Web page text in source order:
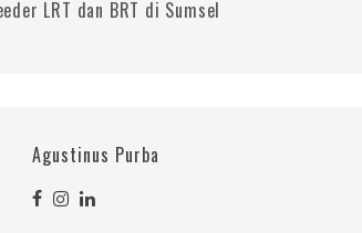
LRT dan BRT di Sumsel
Agustinus Purba